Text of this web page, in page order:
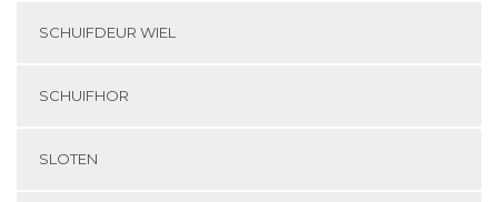
SCHUIFDEUR WIEL
SCHUIFHOR
SLOTEN